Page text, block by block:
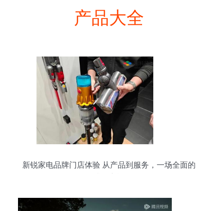
产品大全
新锐家电品牌门店体验 从产品到服务，一场全面的